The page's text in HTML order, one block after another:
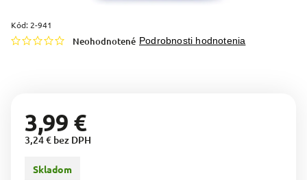
Kód: 2-941
Neohodnotené Podrobnosti hodnotenia
3,99 €
3,24 € bez DPH
Skladom